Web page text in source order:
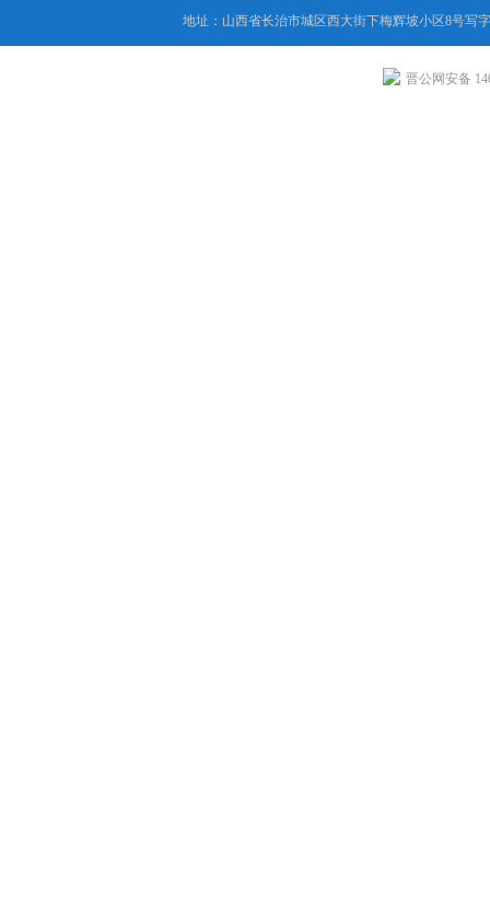
地址：山西省长治市城区西大街下梅辉坡小区8号写
晋公网安备